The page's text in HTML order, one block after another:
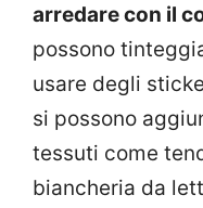
arredare con il
possono
usare degli
si possono
tessuti come
biancheria da